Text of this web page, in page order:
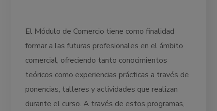
El Módulo de Comercio tiene como finalidad
formar a las futuras profesionales en el ámbito
comercial, ofreciendo tanto conocimientos
teóricos como experiencias prácticas a través de
ponencias, talleres y actividades que realizan
durante el curso. A través de estos programas,